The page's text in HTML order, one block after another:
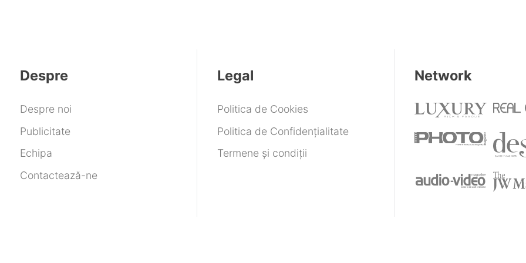
Despre
Despre noi
Publicitate
Echipa
Contactează-ne
Legal
Politica de Cookies
Politica de Confidențialitate
Termene și condiții
Network